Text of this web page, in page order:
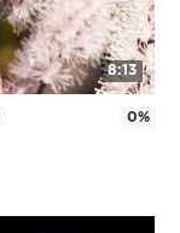
8:13
0%